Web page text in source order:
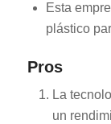
Esta
plástico
Pros
La
un